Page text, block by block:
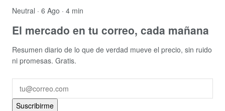
Neutral · 6 Ago · 4 min
El mercado en tu correo, cada mañana
Resumen diario de lo que de verdad mueve el precio, sin ruido
ni promesas. Gratis.
Suscribirme